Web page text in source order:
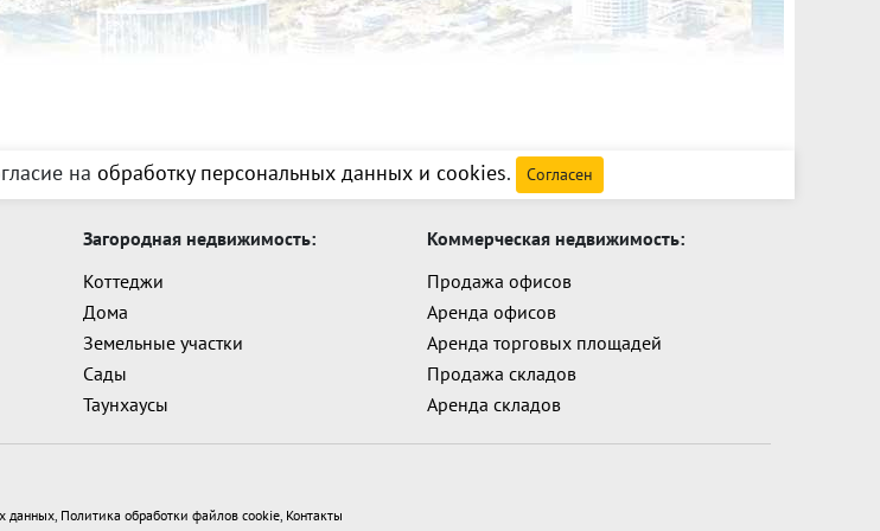
на обработку персональных данных и cookies. Согласен
Загородная недвижимость:
Коттеджи
Дома
Земельные участки
Сады
Таунхаусы
Коммерческая недвижимость:
Продажа офисов
Аренда офисов
Аренда торговых площадей
Продажа складов
Аренда складов
данных, Политика обработки файлов cookie, Контакты